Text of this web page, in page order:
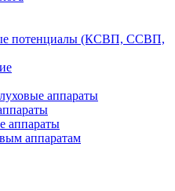
потенциалы (КСВП, ССВП,
аппараты
аппараты
аппаратам